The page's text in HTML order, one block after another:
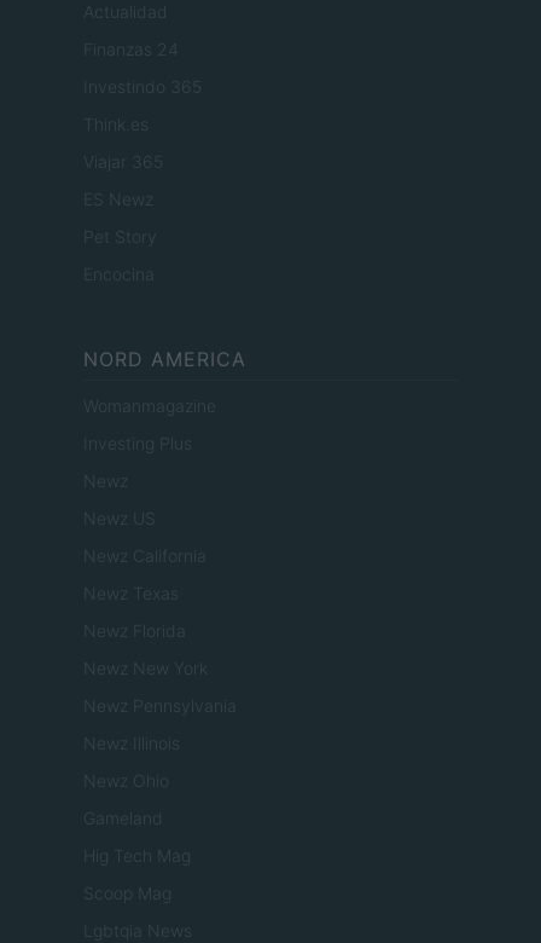
Actualidad
Finanzas 24
Investindo 365
Think.es
Viajar 365
ES Newz
Pet Story
Encocina
NORD AMERICA
Womanmagazine
Investing Plus
Newz
Newz US
Newz California
Newz Texas
Newz Florida
Newz New York
Newz Pennsylvania
Newz Illinois
Newz Ohio
Gameland
Hig Tech Mag
Scoop Mag
Lgbtqia News